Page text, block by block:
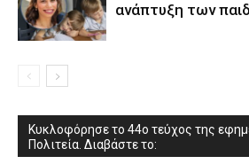
ανάπτυξη των
Κυκλοφόρησε το 44ο τεύχος της
Πολιτεία. Διαβάστε το: